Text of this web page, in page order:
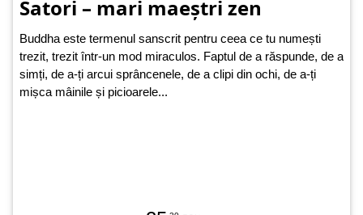
Satori – mari maeștri zen
Buddha este termenul sanscrit pentru ceea ce tu numești
trezit, trezit într-un mod miraculos. Faptul de a răspunde, de a
simți, de a-ți arcui sprâncenele, de a clipi din ochi, de a-ți
mișca mâinile și picioarele...